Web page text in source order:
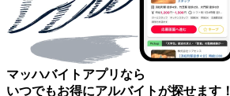
マッハバイトアプリなら
いつでもお得にアルバイトが探せます！